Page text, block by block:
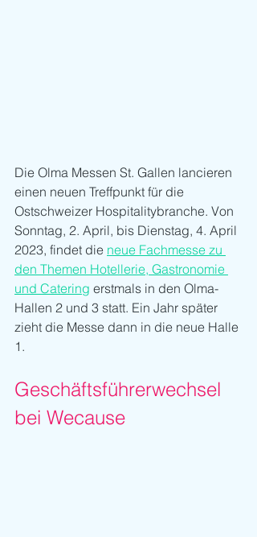
Die Olma Messen St. Gallen lancieren
einen neuen Treffpunkt für die
Ostschweizer Hospitalitybranche. Von
Sonntag, 2. April, bis Dienstag, 4. April
2023, findet die neue Fachmesse zu
den Themen Hotellerie, Gastronomie
und Catering erstmals in den Olma-
Hallen 2 und 3 statt. Ein Jahr später
zieht die Messe dann in die neue Halle
1.
Geschäftsführerwechsel
bei Wecause